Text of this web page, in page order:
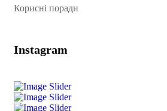
Корисні поради
Instagram